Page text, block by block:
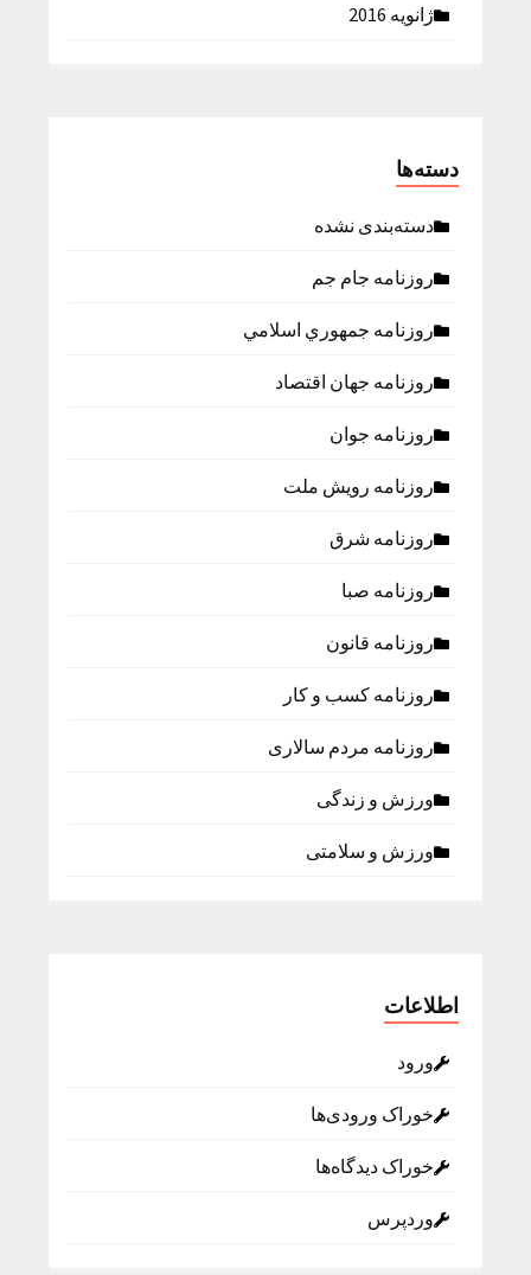
ژانویه 2016
دسته‌ها
دسته‌بندی نشده
روزنامه جام جم
روزنامه جمهوري اسلامي
روزنامه جهان اقتصاد
روزنامه جوان
روزنامه رویش ملت
روزنامه شرق
روزنامه صبا
روزنامه قانون
روزنامه كسب و كار
روزنامه مردم سالاری
ورزش و زندگی
ورزش و سلامتی
اطلاعات
ورود
خوراک ورودی‌ها
خوراک دیدگاه‌ها
وردپرس